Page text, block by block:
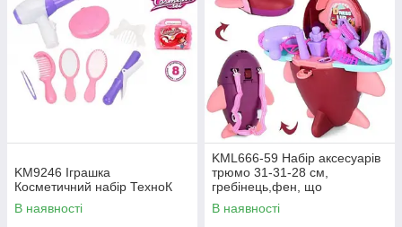
KM9246 Іграшка
Косметичний набір ТехноК
В наявності
KML666-59 Набір аксесуарів
трюмо 31-31-28 см,
гребінець,фен, що
складається в літак,
обгортка,24-28-15 см
В наявності